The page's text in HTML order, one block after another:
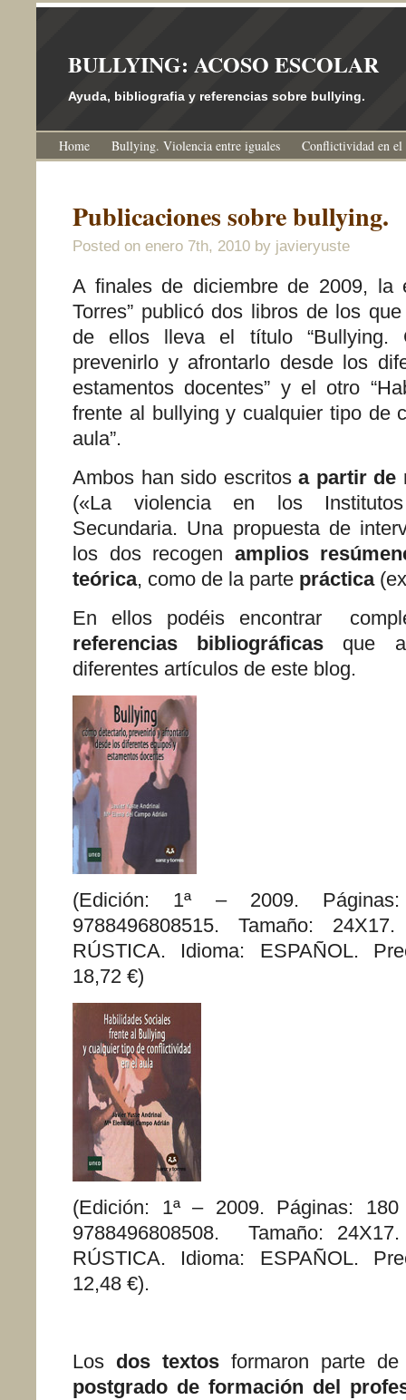
BULLYING: ACOSO ESCOLAR
Ayuda, bibliografia y referencias sobre bullying.
Home Bullying. Violencia entre iguales Conflictividad en
Publicaciones sobre bullying.
Posted on enero 7th, 2010 by javieryuste
A finales de diciembre de 2009, la
Torres” publicó dos libros de los
de ellos lleva el título “Bullying.
prevenirlo y afrontarlo desde los
estamentos docentes” y el otro
frente al bullying y cualquier tipo de
aula”.
Ambos han sido escritosa partir de
(«La violencia en los
Secundaria. Una propuesta de
los dos recogen amplios
teórica, como de la parte práctica
En ellos podéis encontrar
referencias bibliográficas que
diferentes artículos de este blog.
(Edición: 1ª – 2009.
9788496808515. Tamaño: 24X17.
RÚSTICA. Idioma: ESPAÑOL.
18,72 €)
(Edición: 1ª – 2009. Páginas:
9788496808508. Tamaño: 24X17.
RÚSTICA. Idioma: ESPAÑOL.
12,48 €).
Los dos textos formaron parte
postgrado de formación del